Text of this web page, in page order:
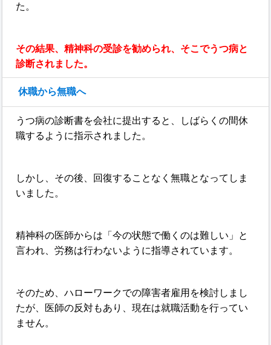
た。
その結果、精神科の受診を勧められ、そこでうつ病と
診断されました。
休職から無職へ
うつ病の診断書を会社に提出すると、しばらくの間休
職するように指示されました。
しかし、その後、回復することなく無職となってしま
いました。
精神科の医師からは「今の状態で働くのは難しい」と
言われ、労務は行わないように指導されています。
そのため、ハローワークでの障害者雇用を検討しまし
たが、医師の反対もあり、現在は就職活動を行ってい
ません。